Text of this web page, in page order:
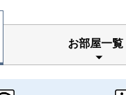
お部屋一覧